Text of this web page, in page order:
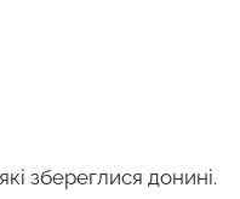
збереглися донині.